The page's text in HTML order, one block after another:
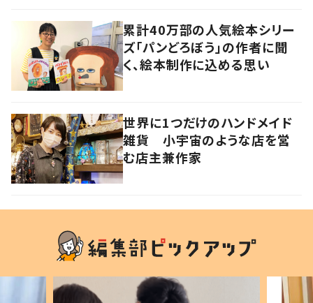
累計40万部の人気絵本シリー
ズ「パンどろぼう」の作者に聞
く、絵本制作に込める思い
世界に1つだけのハンドメイド
雑貨 小宇宙のような店を営
む店主兼作家